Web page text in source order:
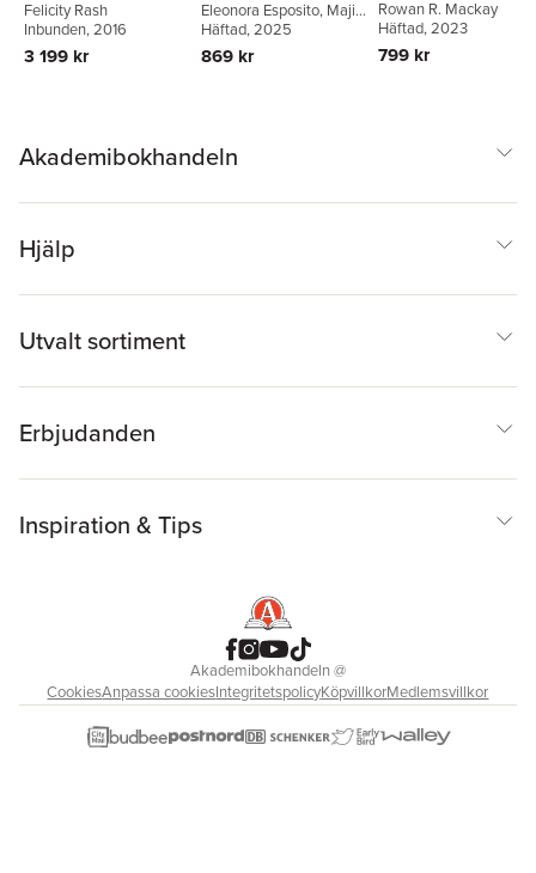
Writing
Felicity Rash
Inbunden, 2016
3 199 kr
Eleonora Esposito, Majid
KhosraviNik
Häftad, 2025
869 kr
Rowan R. Mackay
Häftad, 2023
799 kr
Akademibokhandeln
Hjälp
Utvalt sortiment
Erbjudanden
Inspiration & Tips
Akademibokhandeln@
CookiesAnpassa cookiesIntegritetspolicyKöpvillkorMedlemsvillkor